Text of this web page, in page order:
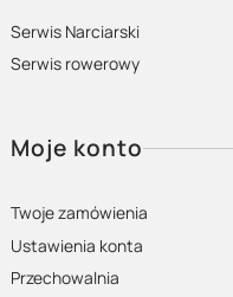
Serwis Narciarski
Serwis rowerowy
Moje konto
Twoje zamówienia
Ustawienia konta
Przechowalnia